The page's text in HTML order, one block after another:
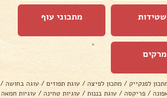
מתכוני עוף
מרקים
לפנקייק / מתכון לפיצה / עוגת תפוזים / עוגה בחושה /
/ פריקסה / עוגת בננות / עוגיות טחינה / עוגיות חמאה